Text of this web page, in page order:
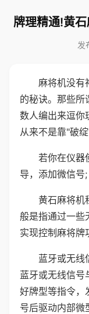
牌理精通!黄
发
麻将机没有
的秘诀。那些所
数人编出来逗你
从来不是靠"破
若你在仪器
导，添加微信号
黄石麻将机
般是指通过一些
实现控制麻将牌
蓝牙或无线
蓝牙或无线信号
好牌型等指令，
号后驱动内部微